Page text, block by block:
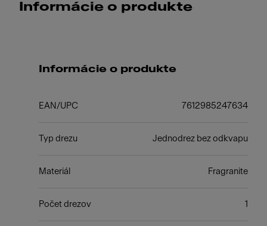
Informácie o produkte
Informácie o produkte
EAN/UPC 7612985247634
Typ drezu Jednodrez bez odkvapu
Materiál Fragranite
Počet drezov 1